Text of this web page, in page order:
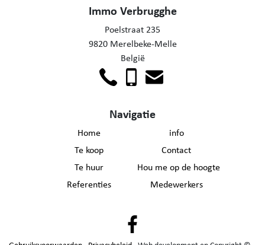
Immo Verbrugghe
Poelstraat 235
9820 Merelbeke-Melle
België
Navigatie
Home
Te koop
Te huur
Referenties
info
Contact
Hou me op de hoogte
Medewerkers